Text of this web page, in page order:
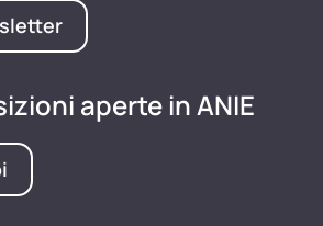
aperte in ANIE